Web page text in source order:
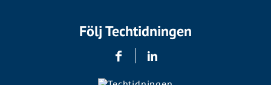
Följ Techtidningen